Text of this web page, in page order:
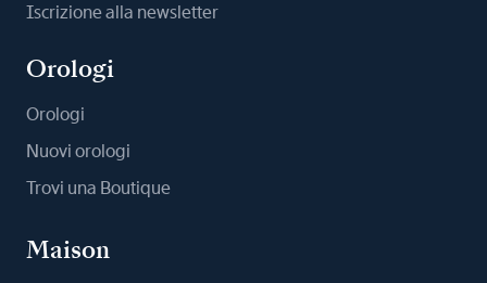
Iscrizione alla newsletter
Orologi
Orologi
Nuovi orologi
Trovi una Boutique
Maison